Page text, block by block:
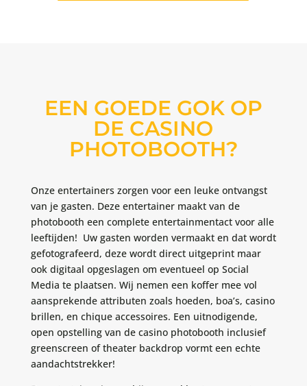
EEN GOEDE GOK OP
DE CASINO
PHOTOBOOTH?
Onze entertainers zorgen voor een leuke ontvangst
van je gasten. Deze entertainer maakt van de
photobooth een complete entertainmentact voor alle
leeftijden! Uw gasten worden vermaakt en dat wordt
gefotografeerd, deze wordt direct uitgeprint maar
ook digitaal opgeslagen om eventueel op Social
Media te plaatsen. Wij nemen een koffer mee vol
aansprekende attributen zoals hoeden, boa’s, casino
brillen, en chique accessoires. Een uitnodigende,
open opstelling van de casino photobooth inclusief
greenscreen of theater backdrop vormt een echte
aandachtstrekker!